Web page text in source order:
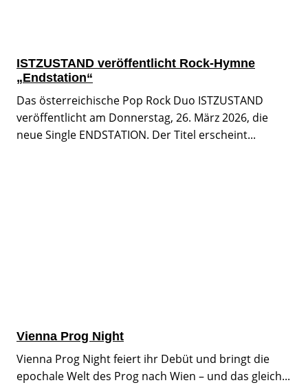
ISTZUSTAND veröffentlicht Rock-Hymne
„Endstation“
Das österreichische Pop Rock Duo ISTZUSTAND
veröffentlicht am Donnerstag, 26. März 2026, die
neue Single ENDSTATION. Der Titel erscheint...
Vienna Prog Night
Vienna Prog Night feiert ihr Debüt und bringt die
epochale Welt des Prog nach Wien – und das gleich...